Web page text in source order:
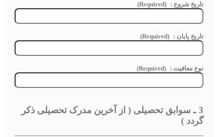
تاريخ شروع : (Required)
تاريخ پايان : (Required)
نوع معافیت : (Required)
3 ـ سوابق تحصيلی ( از آخرین مدرک تحصیلی ذکر
گردد )